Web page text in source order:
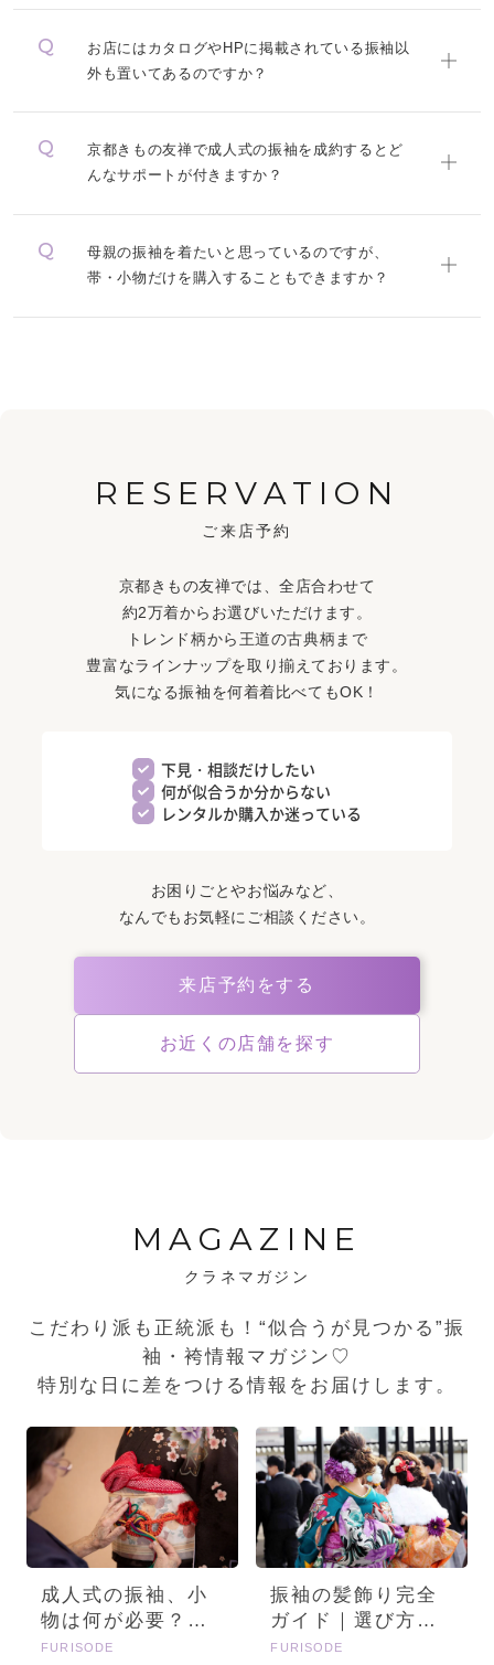
お店にはカタログやHPに掲載されている振袖以
外も置いてあるのですか？
京都きもの友禅で成人式の振袖を成約するとど
んなサポートが付きますか？
母親の振袖を着たいと思っているのですが、
帯・小物だけを購入することもできますか？
RESERVATION
ご来店予約
京都きもの友禅では、全店合わせて
約2万着からお選びいただけます。
トレンド柄から王道の古典柄まで
豊富なラインナップを取り揃えております。
気になる振袖を何着着比べてもOK！
下見・相談だけしたい
何が似合うか分からない
レンタルか購入か迷っている
お困りごとやお悩みなど、
なんでもお気軽にご相談ください。
来店予約をする
お近くの店舗を探す
MAGAZINE
クラネマガジン
こだわり派も正統派も！“似合うが見つかる”振
袖・袴情報マガジン♡
特別な日に差をつける情報をお届けします。
成人式の振袖、小
物は何が必要？画
像とセットで詳し
FURISODE
振袖の髪飾り完全
ガイド｜選び方・
種類・トレンドを
FURISODE